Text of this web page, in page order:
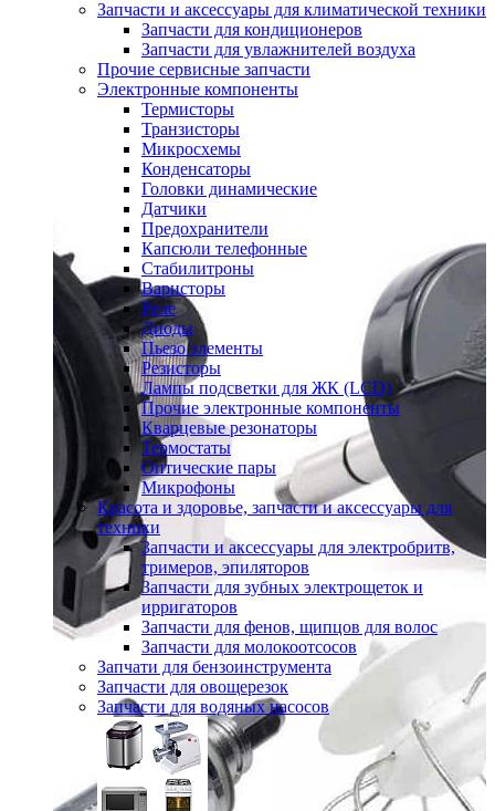
Запчасти и аксессуары для климатической техники
Запчасти для кондиционеров
Запчасти для увлажнителей воздуха
Прочие сервисные запчасти
Электронные компоненты
Термисторы
Транзисторы
Микросхемы
Конденсаторы
Головки динамические
Датчики
Предохранители
Капсюли телефонные
Стабилитроны
Варисторы
Реле
Диоды
Пьезо элементы
Резисторы
Лампы подсветки для ЖК (LCD)
Прочие электронные компоненты
Кварцевые резонаторы
Термостаты
Оптические пары
Микрофоны
Красота и здоровье, запчасти и аксессуары для
техники
Запчасти и аксессуары для электробритв,
тримеров, эпиляторов
Запчасти для зубных электрощеток и
ирригаторов
Запчасти для фенов, щипцов для волос
Запчасти для молокоотсосов
Запчати для бензоинструмента
Запчасти для овощерезок
Запчасти для водяных насосов